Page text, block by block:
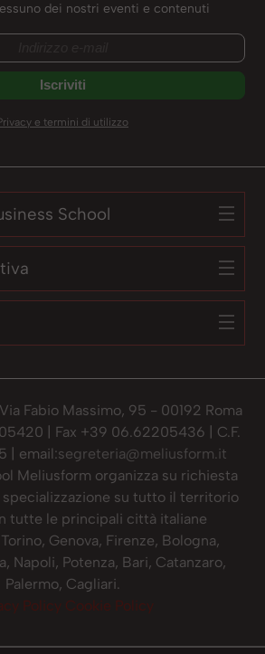
dei nostri eventi e contenuti
e termini di utilizzo
School
Fabio Massimo, 95 - 00192 Roma
| Fax +39 06.62205436 | C.F.
| email:segreteria@meliusform.it
Meliusform organizza su richiesta
su tutto il territorio
tutte le principali città italiane
Genova, Firenze, Bologna,
Napoli, Potenza, Bari, Catanzaro,
Palermo, Cagliari.
Policy Cookie Policy